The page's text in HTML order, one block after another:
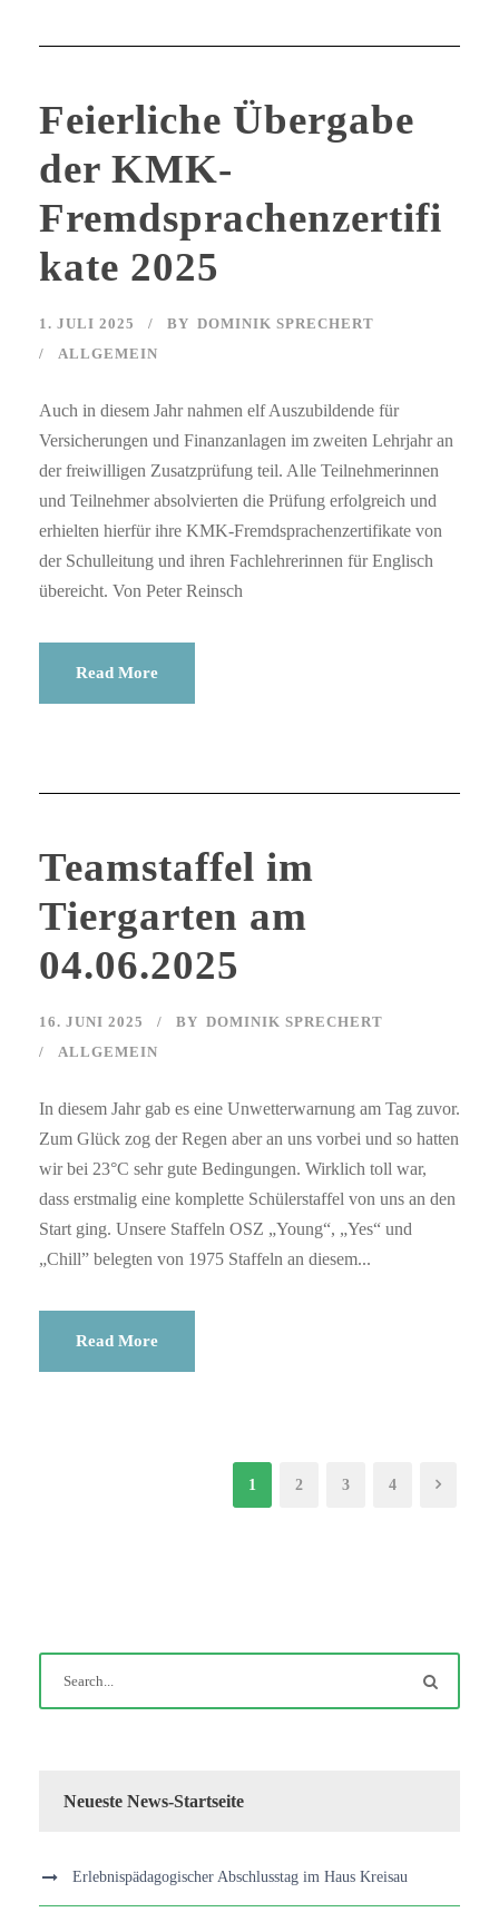
Feierliche Übergabe
der KMK-
Fremdsprachenzertifi
kate 2025
1. JULI 2025 BY DOMINIK SPRECHERT
ALLGEMEIN
Auch in diesem Jahr nahmen elf Auszubildende für
Versicherungen und Finanzanlagen im zweiten Lehrjahr an
der freiwilligen Zusatzprüfung teil. Alle Teilnehmerinnen
und Teilnehmer absolvierten die Prüfung erfolgreich und
erhielten hierfür ihre KMK-Fremdsprachenzertifikate von
der Schulleitung und ihren Fachlehrerinnen für Englisch
übereicht. Von Peter Reinsch
Read More
Teamstaffel im
Tiergarten am
04.06.2025
16. JUNI 2025 BY DOMINIK SPRECHERT
ALLGEMEIN
In diesem Jahr gab es eine Unwetterwarnung am Tag zuvor.
Zum Glück zog der Regen aber an uns vorbei und so hatten
wir bei 23°C sehr gute Bedingungen. Wirklich toll war,
dass erstmalig eine komplette Schülerstaffel von uns an den
Start ging. Unsere Staffeln OSZ „Young“, „Yes“ und
„Chill” belegten von 1975 Staffeln an diesem...
Read More
1 2 3 4
Neueste News-Startseite
Erlebnispädagogischer Abschlusstag im Haus Kreisau